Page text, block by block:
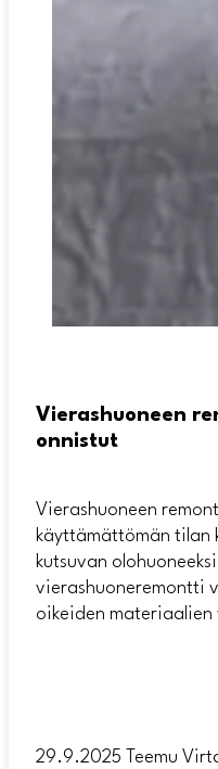
Vierashuoneen
onnistut
Vierashuoneen
käyttämättömän tilan
kutsuvan
vierashuoneremontti
oikeiden
29.9.2025 Teemu